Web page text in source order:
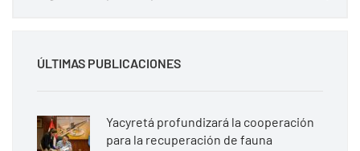
ÚLTIMAS PUBLICACIONES
Yacyretá profundizará la cooperación
para la recuperación de fauna